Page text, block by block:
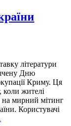
літератури
Дню
Криму. Ця
коли жителі
на мирний мітинг
Користувачі